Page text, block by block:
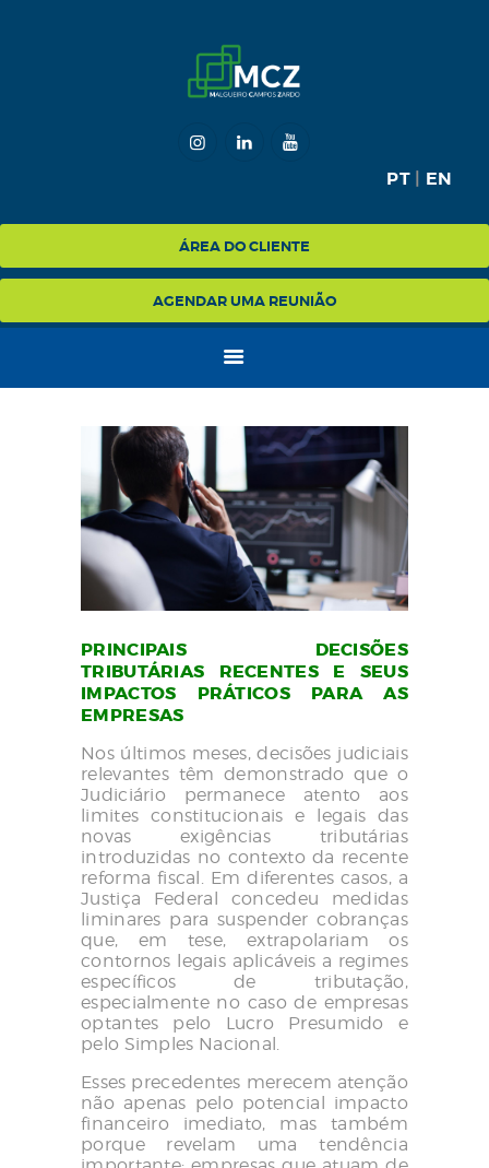
PT| EN
ÁREA DO CLIENTE
AGENDAR UMA REUNIÃO
NA MÍDIA
BLOG
CONTATO
PRINCIPAIS DECISÕES
TRIBUTÁRIAS RECENTES E SEUS
IMPACTOS PRÁTICOS PARA AS
EMPRESAS
Nos últimos meses, decisões judiciais
relevantes têm demonstrado que o
Judiciário permanece atento aos
limites constitucionais e legais das
novas exigências tributárias
introduzidas no contexto da recente
reforma fiscal. Em diferentes casos, a
Justiça Federal concedeu medidas
liminares para suspender cobranças
que, em tese, extrapolariam os
contornos legais aplicáveis a regimes
específicos de tributação,
especialmente no caso de empresas
optantes pelo Lucro Presumido e
pelo Simples Nacional.
Esses precedentes merecem atenção
não apenas pelo potencial impacto
financeiro imediato, mas também
porque revelam uma tendência